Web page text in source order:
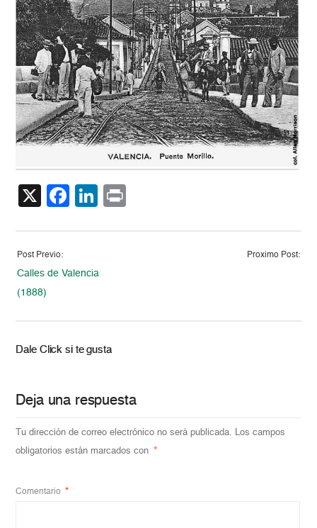
X Facebook
LinkedIn
Post Previo:
Calles de Valencia
(1888)
Proximo Post:
Dale Click si te gusta
Deja una respuesta
Tu dirección de correo electrónico no será publicada. Los campos
obligatorios están marcados con
*
Comentario *